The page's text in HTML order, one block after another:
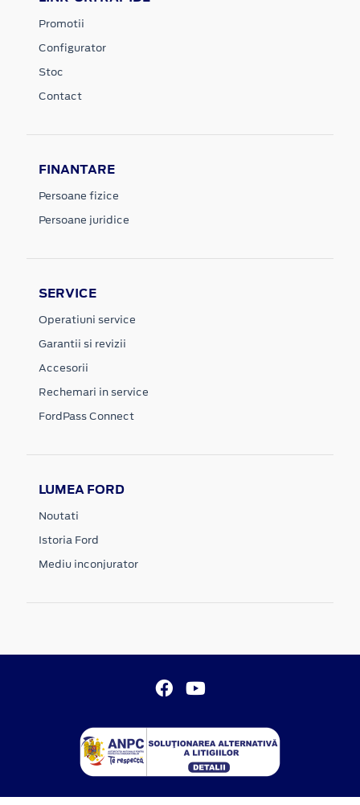
Promotii
Configurator
Stoc
Contact
FINANTARE
Persoane fizice
Persoane juridice
SERVICE
Operatiuni service
Garantii si revizii
Accesorii
Rechemari in service
FordPass Connect
LUMEA FORD
Noutati
Istoria Ford
Mediu inconjurator